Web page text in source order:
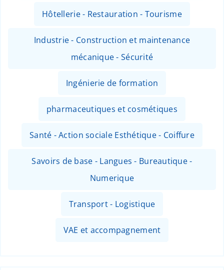
Hôtellerie - Restauration - Tourisme
Industrie - Construction et maintenance
mécanique - Sécurité
Ingénierie de formation
pharmaceutiques et cosmétiques
Santé - Action sociale Esthétique - Coiffure
Savoirs de base - Langues - Bureautique -
Numerique
Transport - Logistique
VAE et accompagnement